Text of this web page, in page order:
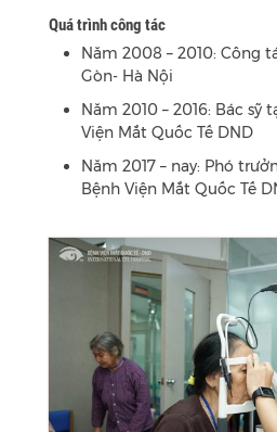
Quá trình công tác
Năm 2008 – 2010: Công
Gòn- Hà Nội
Năm 2010 – 2016: Bác sỹ
Viện Mắt Quốc Tế DND
Năm 2017 – nay: Phó
Bệnh Viện Mắt Quốc Tế